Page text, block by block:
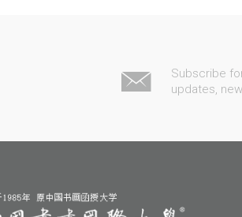
Subscribe
updates,